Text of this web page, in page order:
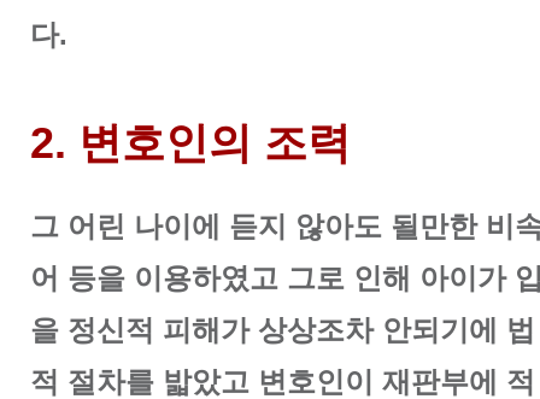
다.
2. 변호인의 조력
그 어린 나이에 듣지 않아도 될만한 비
어 등을 이용하였고 그로 인해 아이가
을 정신적 피해가 상상조차 안되기에 법
적 절차를 밟았고 변호인이 재판부에 적